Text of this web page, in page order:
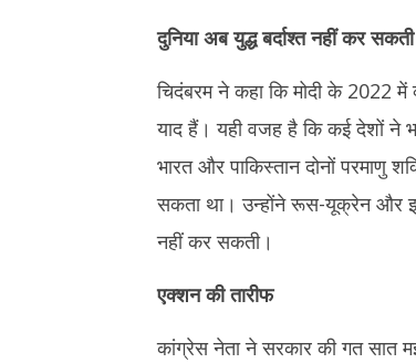
दुनिया अब युद्ध बर्दाश्त नहीं कर सकती
चिदंबरम ने कहा कि मोदी के 2022 में
याद हैं। यही वजह है कि कई देशों ने
भारत और पाकिस्तान दोनों परमाणु
सकता था। उन्होंने रूस-यूक्रेन और
नहीं कर सकती।
एक्शन की तारीफ
कांग्रेस नेता ने सरकार की गत सात